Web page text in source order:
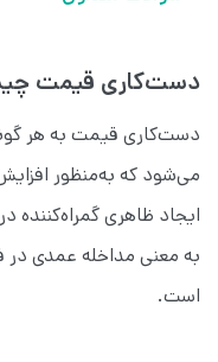
دست‌کاری قیمت
دست‌کاری قیمت به هر
می‌شود که به‌منظور
ایجاد ظاهری گمراه‌کننده
به معنی مداخله عمدی در
است.